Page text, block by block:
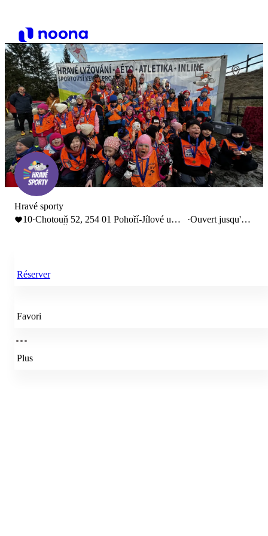
Hravé sporty
10·Chotouň 52, 254 01 Pohoří-Jílové u
·Ouvert jusqu'à
Réserver
Favori
Plus